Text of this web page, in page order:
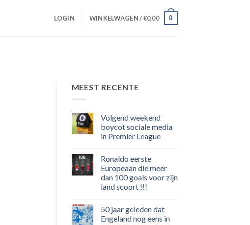
LOGIN WINKELWAGEN /€0,00 0
MEEST RECENTE
Volgend weekend
boycot sociale media
in Premier League
op
Volgend
weekend
boycot
sociale
media
League
Ronaldo eerste
Europeaan die meer
dan 100 goals voor zijn
land scoort !!!
op
Ronaldo
eerste
50 jaar geleden dat
Engeland nog eens in